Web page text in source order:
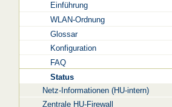
Einführung
WLAN-Ordnung
Glossar
Konfiguration
FAQ
Status
Netz-Informationen (HU-intern)
Zentrale HU-Firewall